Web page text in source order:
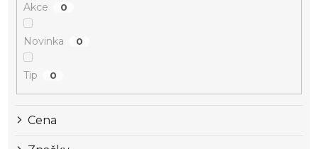
Akce 0
Novinka 0
Tip 0
Cena